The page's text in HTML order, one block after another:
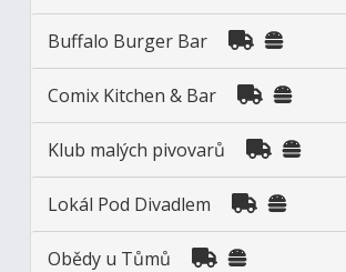
Buffalo Burger Bar
Comix Kitchen & Bar
Klub malých pivovarů
Lokál Pod Divadlem
Obědy u Tůmů